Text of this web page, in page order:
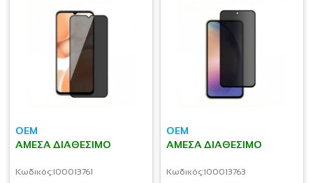
OEM
ΆΜΕΣΑ ΔΙΑΘΈΣΙΜΟ
Κωδικός:I00013761
OEM
ΆΜΕΣΑ ΔΙΑΘΈΣΙΜΟ
Κωδικός:I00013763